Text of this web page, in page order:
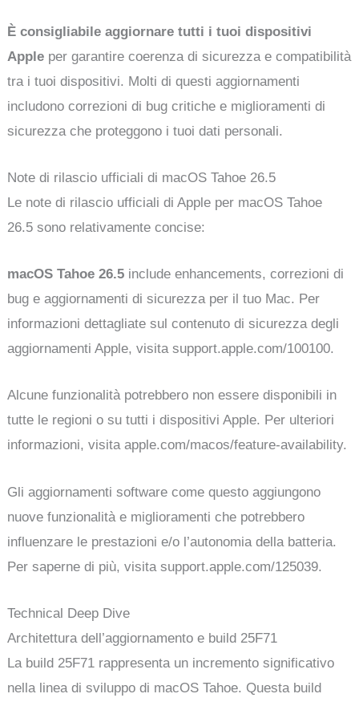
È consigliabile aggiornare tutti i tuoi dispositivi
Apple per garantire coerenza di sicurezza e compatibilità
tra i tuoi dispositivi. Molti di questi aggiornamenti
includono correzioni di bug critiche e miglioramenti di
sicurezza che proteggono i tuoi dati personali.
Note di rilascio ufficiali di macOS Tahoe 26.5
Le note di rilascio ufficiali di Apple per macOS Tahoe
26.5 sono relativamente concise:
macOS Tahoe 26.5 include enhancements, correzioni di
bug e aggiornamenti di sicurezza per il tuo Mac. Per
informazioni dettagliate sul contenuto di sicurezza degli
aggiornamenti Apple, visita support.apple.com/100100.
Alcune funzionalità potrebbero non essere disponibili in
tutte le regioni o su tutti i dispositivi Apple. Per ulteriori
informazioni, visita apple.com/macos/feature-availability.
Gli aggiornamenti software come questo aggiungono
nuove funzionalità e miglioramenti che potrebbero
influenzare le prestazioni e/o l’autonomia della batteria.
Per saperne di più, visita support.apple.com/125039.
Technical Deep Dive
Architettura dell’aggiornamento e build 25F71
La build 25F71 rappresenta un incremento significativo
nella linea di sviluppo di macOS Tahoe. Questa build